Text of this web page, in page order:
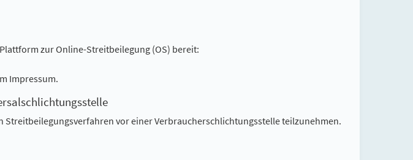
zur Online-Streitbeilegung (OS) bereit:
Impressum.
vor einer Verbraucherschlichtungsstelle teilzunehmen.